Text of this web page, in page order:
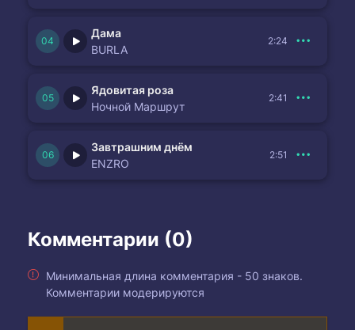
Дама
BURLA
2:24
Ядовитая роза
Ночной Маршрут
2:41
Завтрашним днём
ENZRO
2:51
Комментарии (0)
Минимальная длина комментария - 50 знаков.
Комментарии модерируются